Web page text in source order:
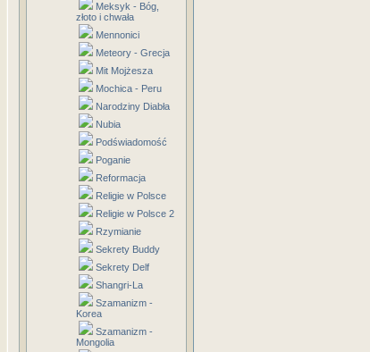
Meksyk - Bóg,
złoto i chwała
Mennonici
Meteory - Grecja
Mit Mojżesza
Mochica - Peru
Narodziny Diabła
Nubia
Podświadomość
Poganie
Reformacja
Religie w Polsce
Religie w Polsce 2
Rzymianie
Sekrety Buddy
Sekrety Delf
Shangri-La
Szamanizm -
Korea
Szamanizm -
Mongolia